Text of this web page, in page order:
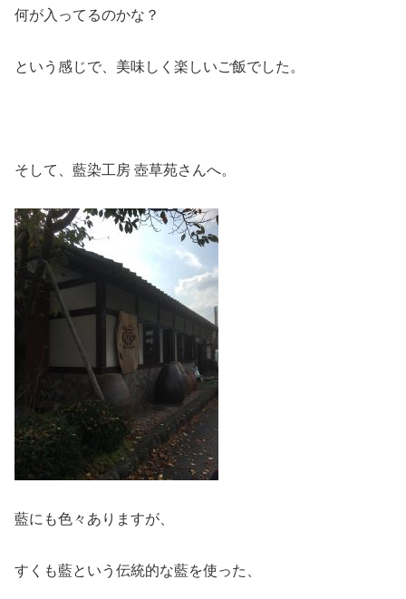
何が入ってるのかな？
という感じで、美味しく楽しいご飯でした。
そして、藍染工房 壺草苑さんへ。
藍にも色々ありますが、
すくも藍という伝統的な藍を使った、